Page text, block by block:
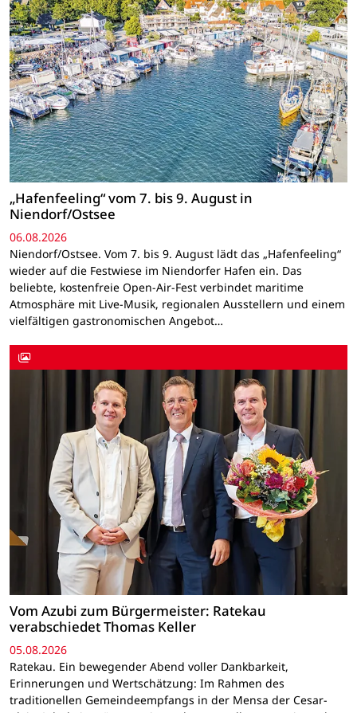
„Hafenfeeling“ vom 7. bis 9. August in
Niendorf/Ostsee
06.08.2026
Niendorf/Ostsee. Vom 7. bis 9. August lädt das „Hafenfeeling“
wieder auf die Festwiese im Niendorfer Hafen ein. Das
beliebte, kostenfreie Open-Air-Fest verbindet maritime
Atmosphäre mit Live-Musik, regionalen Ausstellern und einem
vielfältigen gastronomischen Angebot…
Vom Azubi zum Bürgermeister: Ratekau
verabschiedet Thomas Keller
05.08.2026
Ratekau. Ein bewegender Abend voller Dankbarkeit,
Erinnerungen und Wertschätzung: Im Rahmen des
traditionellen Gemeindeempfangs in der Mensa der Cesar-